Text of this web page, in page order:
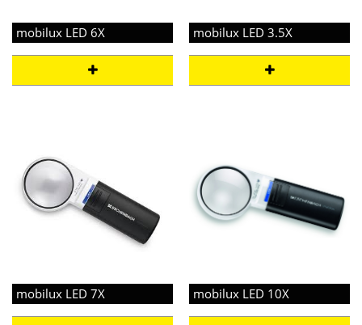
mobilux LED 6X mobilux LED 3.5X
mobilux LED 7X mobilux LED 10X